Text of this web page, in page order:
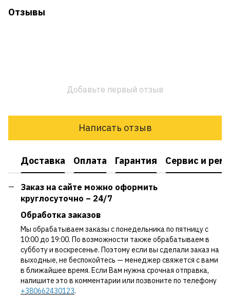
Отзывы
Добавьте первый отзыв
Написать отзыв
Доставка Оплата Гарантия Сервис и
Заказ на сайте можно оформить
круглосуточно – 24/7
Обработка заказов
Мы обрабатываем заказы с понедельника по пятницу с
10:00 до 19:00. По возможности также обрабатываем в
субботу и воскресенье. Поэтому если вы сделали заказ на
выходные, не беспокойтесь — менеджер свяжется с вами
в ближайшее время. Если Вам нужна срочная отправка,
напишите это в комментарии или позвоните по телефону
+380662430123.